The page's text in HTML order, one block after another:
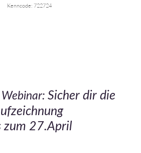
Kenncode: 722724
Webinar: Sicher dir die
zum 27.April